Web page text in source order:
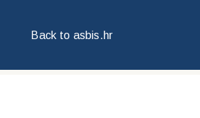
Back to asbis.hr